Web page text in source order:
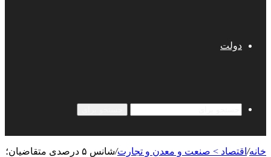
دولت
خانه/ اقتصاد > صنعت و معدن و تجارت/
شانس ۵ درصدی متقاضیان؛